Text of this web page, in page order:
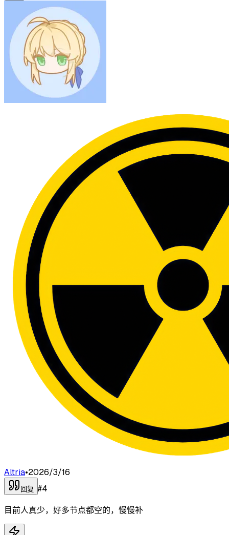
Altria•2026/3/16
回复 #4
目前人真少，好多节点都空的，慢慢补